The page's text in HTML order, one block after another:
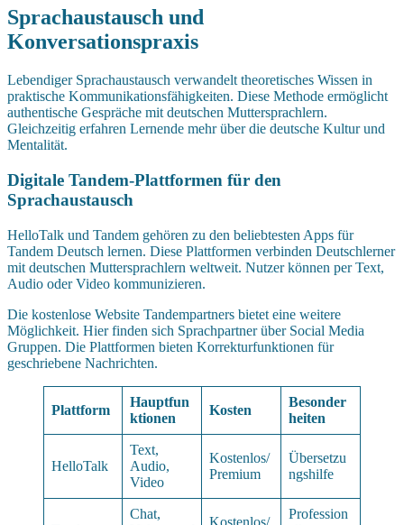
Sprachaustausch und
Konversationspraxis
Lebendiger Sprachaustausch verwandelt theoretisches Wissen in
praktische Kommunikationsfähigkeiten. Diese Methode ermöglicht
authentische Gespräche mit deutschen Muttersprachlern.
Gleichzeitig erfahren Lernende mehr über die deutsche Kultur und
Mentalität.
Digitale Tandem-Plattformen für den
Sprachaustausch
HelloTalk und Tandem gehören zu den beliebtesten Apps für
Tandem Deutsch lernen. Diese Plattformen verbinden Deutschlerner
mit deutschen Muttersprachlern weltweit. Nutzer können per Text,
Audio oder Video kommunizieren.
Die kostenlose Website Tandempartners bietet eine weitere
Möglichkeit. Hier finden sich Sprachpartner über Social Media
Gruppen. Die Plattformen bieten Korrekturfunktionen für
geschriebene Nachrichten.
Plattform
Hauptfun
ktionen
Kosten
Besonder
heiten
HelloTalk
Text,
Audio,
Video
Kostenlos/
Premium
Übersetzu
ngshilfe
Chat,
Kostenlos/
Profession